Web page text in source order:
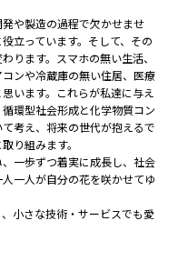
や製造の過程で欠かせませ
立っています。そして、その
ります。スマホの無い生活、
ンや冷蔵庫の無い住居、医療
います。これらが私達に与え
環型社会形成と化学物質コン
考え、将来の世代が抱えるで
り組みます。
一歩ずつ着実に成長し、社会
一人が自分の花を咲かせてゆ
小さな技術・サービスでも愛